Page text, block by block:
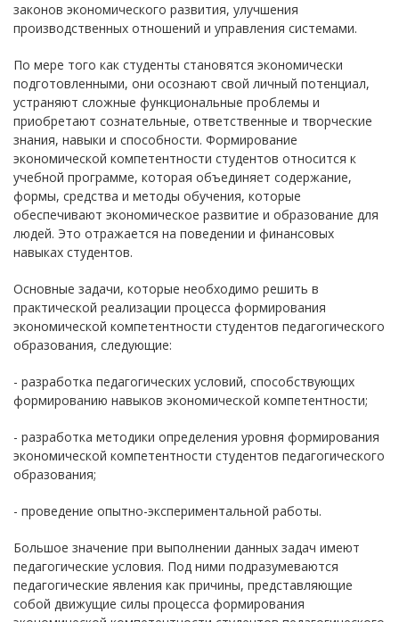
законов экономического развития, улучшения
производственных отношений и управления системами.
По мере того как студенты становятся экономически
подготовленными, они осознают свой личный потенциал,
устраняют сложные функциональные проблемы и
приобретают сознательные, ответственные и творческие
знания, навыки и способности. Формирование
экономической компетентности студентов относится к
учебной программе, которая объединяет содержание,
формы, средства и методы обучения, которые
обеспечивают экономическое развитие и образование для
людей. Это отражается на поведении и финансовых
навыках студентов.
Основные задачи, которые необходимо решить в
практической реализации процесса формирования
экономической компетентности студентов педагогического
образования, следующие:
- разработка педагогических условий, способствующих
формированию навыков экономической компетентности;
- разработка методики определения уровня формирования
экономической компетентности студентов педагогического
образования;
- проведение опытно-экспериментальной работы.
Большое значение при выполнении данных задач имеют
педагогические условия. Под ними подразумеваются
педагогические явления как причины, представляющие
собой движущие силы процесса формирования